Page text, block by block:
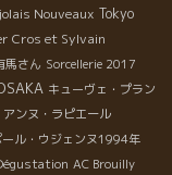
Nouveaux Tokyo
Cros et Sylvain
馬さん Sorcellerie 2017
キューヴェ・プラン
アンヌ・ラピエール
ル・ウジェンヌ1994年
AC Brouilly